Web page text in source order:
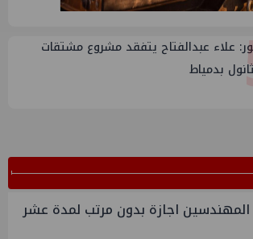
علاء عبدالفتاح يتفقد مشروع مشتقات
بدمياط
اجازة بدون مرتب لمدة عشر